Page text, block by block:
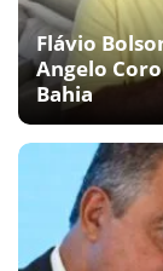
Flávio
Angelo
Bahia